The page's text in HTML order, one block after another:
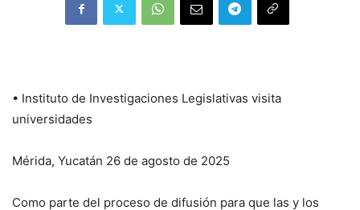
• Instituto de Investigaciones Legislativas visita
universidades
Mérida, Yucatán 26 de agosto de 2025
Como parte del proceso de difusión para que las y los